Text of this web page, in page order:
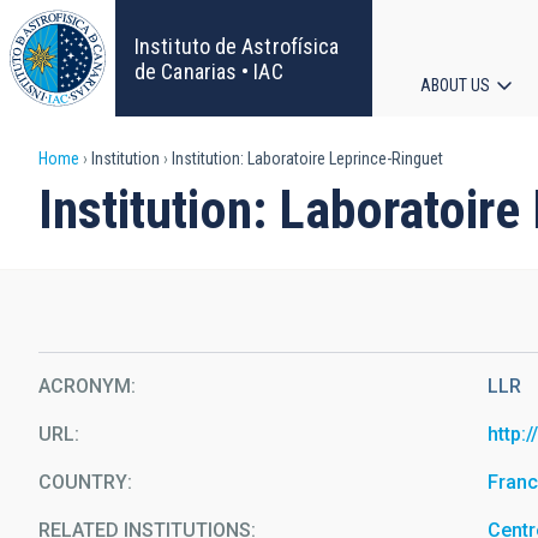
Skip
to
main
content
Instituto de Astrofísica
de Canarias • IAC
ABOUT US
Breadcrumb
Home Institution Institution: Laboratoire Leprince-Ringuet
Institution: Laboratoire
ACRONYM LLR
URL
COUNTRY
RELATED INSTITUTIONS